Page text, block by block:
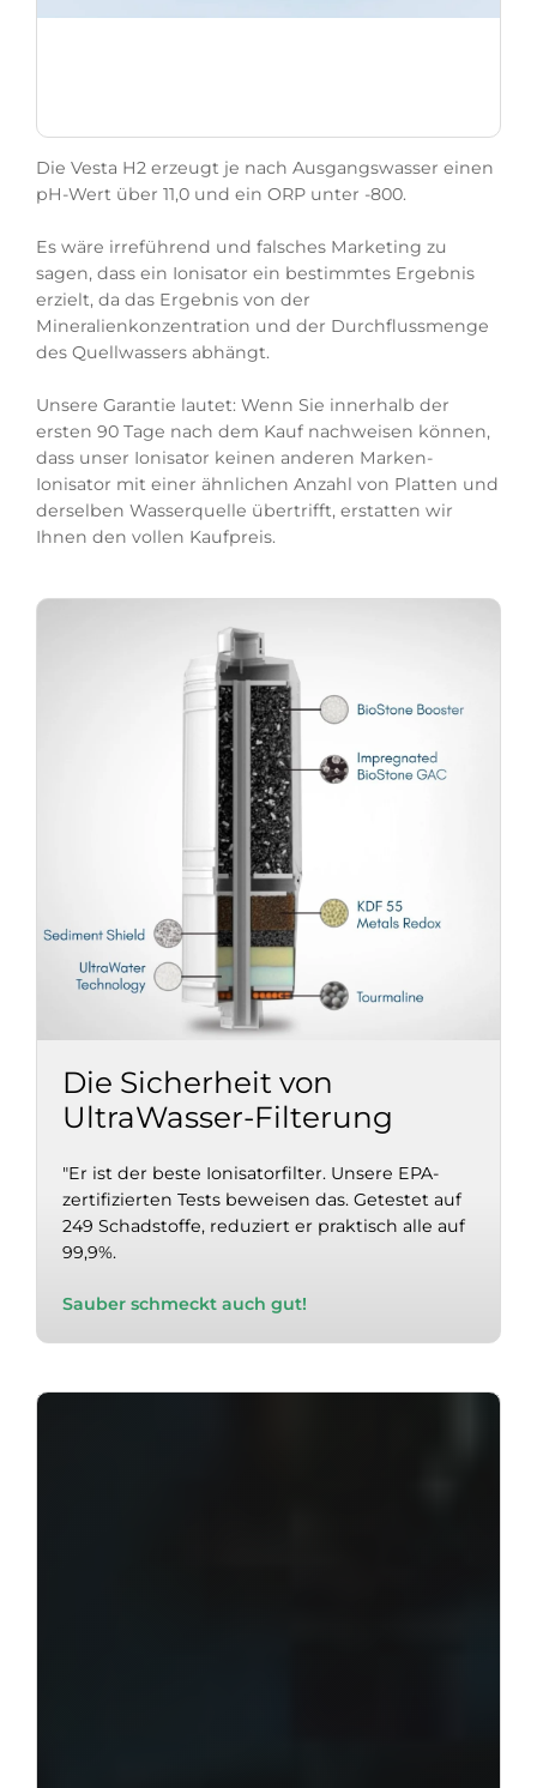
Die Vesta H2 erzeugt je nach Ausgangswasser einen
pH-Wert über 11,0 und ein ORP unter -800.
Es wäre irreführend und falsches Marketing zu
sagen, dass ein Ionisator ein bestimmtes Ergebnis
erzielt, da das Ergebnis von der
Mineralienkonzentration und der Durchflussmenge
des Quellwassers abhängt.
Unsere Garantie lautet: Wenn Sie innerhalb der
ersten 90 Tage nach dem Kauf nachweisen können,
dass unser Ionisator keinen anderen Marken-
Ionisator mit einer ähnlichen Anzahl von Platten und
derselben Wasserquelle übertrifft, erstatten wir
Ihnen den vollen Kaufpreis.
Die Sicherheit von
UltraWasser-Filterung
"Er ist der beste Ionisatorfilter. Unsere EPA-
zertifizierten Tests beweisen das. Getestet auf
249 Schadstoffe, reduziert er praktisch alle auf
99,9%.
Sauber schmeckt auch gut!